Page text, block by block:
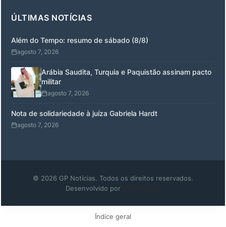
ÚLTIMAS NOTÍCIAS
Além do Tempo: resumo de sábado (8/8)
agosto 7, 2026
Arábia Saudita, Turquia e Paquistão assinam pacto
militar
agosto 7, 2026
Nota de solidariedade à juíza Gabriela Hardt
agosto 7, 2026
© 2026 GP Notícias. Todos os direitos reservados.
Desenvolvido por
Índice geral